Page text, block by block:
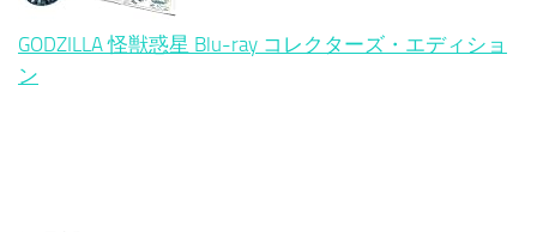
GODZILLA 怪獣惑星 Blu-ray コレクターズ・エディショ
ン